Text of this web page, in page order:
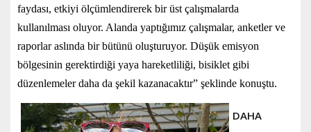
faydası, etkiyi ölçümlendirerek bir üst çalışmalarda
kullanılması oluyor. Alanda yaptığımız çalışmalar, anketler ve
raporlar aslında bir bütünü oluşturuyor. Düşük emisyon
bölgesinin gerektirdiği yaya hareketliliği, bisiklet gibi
düzenlemeler daha da şekil kazanacaktır” şeklinde konuştu.
DAHA